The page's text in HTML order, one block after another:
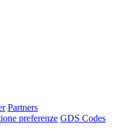
Partners
preferenze GDS Codes